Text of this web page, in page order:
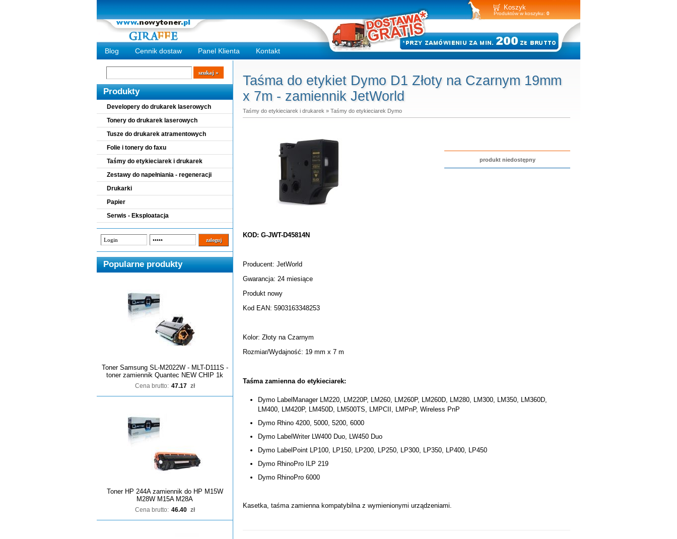
Koszyk
Produktów w koszyku: 0
Blog Cennik dostaw Panel Klienta Kontakt
Wyszukiwarka
szukaj
Produkty
Developery do drukarek laserowych
Tonery do drukarek laserowych
Tusze do drukarek atramentowych
Folie i tonery do faxu
Taśmy do etykieciarek i drukarek
Zestawy do napełniania - regeneracji
Drukarki
Papier
Serwis - Eksploatacja
Popularne produkty
Toner Samsung SL-M2022W - MLT-D111S -
toner zamiennik Quantec NEW CHIP 1k
Cena brutto: 47.17 zł
Toner HP 244A zamiennik do HP M15W
M28W M15A M28A
Cena brutto: 46.40 zł
Taśma do etykiet Dymo D1 Złoty na Czarnym 19mm
x 7m - zamiennik JetWorld
Taśmy do etykieciarek i drukarek » Taśmy do etykieciarek Dymo
produkt niedostępny
KOD: G-JWT-D45814N
Producent: JetWorld
Gwarancja: 24 miesiące
Produkt nowy
Kod EAN: 5903163348253
Kolor: Złoty na Czarnym
Rozmiar/Wydajność: 19 mm x 7 m
Taśma zamienna do etykieciarek:
Dymo LabelManager LM220, LM220P, LM260, LM260P, LM260D, LM280, LM300, LM350, LM360D,
LM400, LM420P, LM450D, LM500TS, LMPCII, LMPnP, Wireless PnP
Dymo Rhino 4200, 5000, 5200, 6000
Dymo LabelWriter LW400 Duo, LW450 Duo
Dymo LabelPoint LP100, LP150, LP200, LP250, LP300, LP350, LP400, LP450
Dymo RhinoPro ILP 219
Dymo RhinoPro 6000
Kasetka, taśma zamienna kompatybilna z wymienionymi urządzeniami.